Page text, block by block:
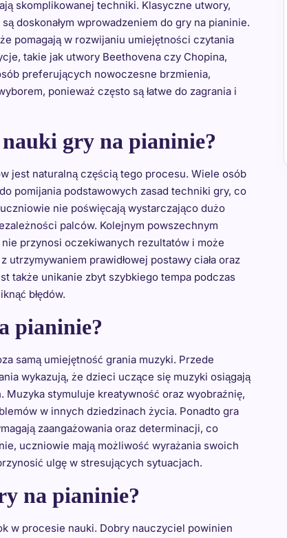
skomplikowanej techniki. Klasyczne utwory,
doskonałym wprowadzeniem do gry na pianinie.
pomagają w rozwijaniu umiejętności czytania
takie jak utwory Beethovena czy Chopina,
preferujących nowoczesne brzmienia,
ponieważ często są łatwe do zagrania i
nauki gry na pianinie?
jest naturalną częścią tego procesu. Wiele osób
pomijania podstawowych zasad techniki gry, co
nie poświęcają wystarczająco dużo
palców. Kolejnym powszechnym
przynosi oczekiwanych rezultatów i może
prawidłowej postawy ciała oraz
także unikanie zbyt szybkiego tempa podczas
błędów.
pianinie?
samą umiejętność grania muzyki. Przede
wykazują, że dzieci uczące się muzyki osiągają
stymuluje kreatywność oraz wyobraźnię,
w innych dziedzinach życia. Ponadto gra
zaangażowania oraz determinacji, co
uczniowie mają możliwość wyrażania swoich
ulgę w stresujących sytuacjach.
na pianinie?
w procesie nauki. Dobry nauczyciel powinien